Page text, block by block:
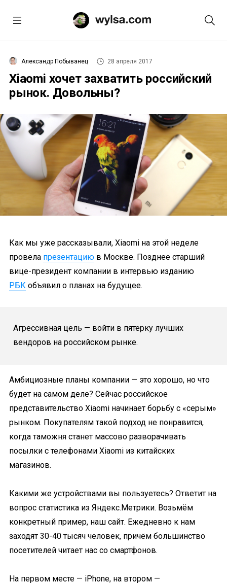
Александр Побыванец 28 апреля 2017
Xiaomi хочет захватить российский
рынок. Довольны?
Как мы уже рассказывали, Xiaomi на этой неделе
провела презентацию в Москве. Позднее старший
вице-президент компании в интервью изданию
РБК объявил о планах на будущее.
Агрессивная цель — войти в пятерку лучших
вендоров на российском рынке.
Амбициозные планы компании — это хорошо, но что
будет на самом деле? Сейчас российское
представительство Xiaomi начинает борьбу с «серым»
рынком. Покупателям такой подход не понравится,
когда таможня станет массово разворачивать
посылки с телефонами Xiaomi из китайских
магазинов.
Какими же устройствами вы пользуетесь? Ответит на
вопрос статистика из Яндекс.Метрики. Возьмём
конкретный пример, наш сайт. Ежедневно к нам
заходят 30-40 тысяч человек, причём большинство
посетителей читает нас со смартфонов.
На первом месте — iPhone, на втором —